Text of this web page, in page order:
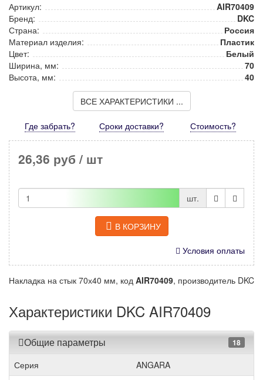
Артикул:
AIR70409
Бренд:
DKC
Страна:
Россия
Материал изделия:
Пластик
Цвет:
Белый
Ширина, мм:
70
Высота, мм:
40
ВСЕ ХАРАКТЕРИСТИКИ ...
Где забрать? Сроки доставки? Стоимость?
26,36 руб / шт
шт.
В КОРЗИНУ
Условия оплаты
Накладка на стык 70х40 мм, код AIR70409, производитель DKC
Характеристики DKC AIR70409
Общие параметры 18
Серия
ANGARA